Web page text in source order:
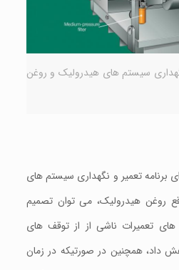
سيستم های هيدروليک و روغن
برنامه تعمير و نگهداری سيستم های
روغن هيدروليک، می توان تصمیم
تعميرات ناشی از از توقف های
داد، همچنین در صورتیکه در زمان